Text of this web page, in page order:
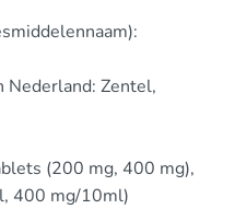
Nederland: Zentel,
(200 mg, 400 mg),
400 mg/10ml)